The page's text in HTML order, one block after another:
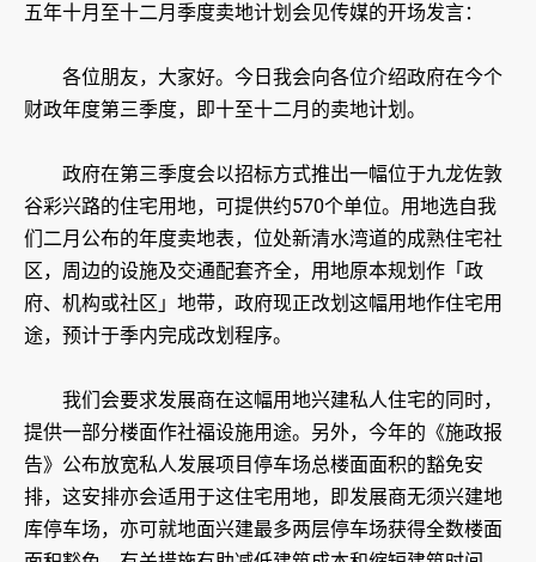
五年十月至十二月季度卖地计划会见传媒的开场发言：
各位朋友，大家好。今日我会向各位介绍政府在今个
财政年度第三季度，即十至十二月的卖地计划。
政府在第三季度会以招标方式推出一幅位于九龙佐敦
谷彩兴路的住宅用地，可提供约570个单位。用地选自我
们二月公布的年度卖地表，位处新清水湾道的成熟住宅社
区，周边的设施及交通配套齐全，用地原本规划作「政
府、机构或社区」地带，政府现正改划这幅用地作住宅用
途，预计于季内完成改划程序。
我们会要求发展商在这幅用地兴建私人住宅的同时，
提供一部分楼面作社福设施用途。另外，今年的《施政报
告》公布放宽私人发展项目停车场总楼面面积的豁免安
排，这安排亦会适用于这住宅用地，即发展商无须兴建地
库停车场，亦可就地面兴建最多两层停车场获得全数楼面